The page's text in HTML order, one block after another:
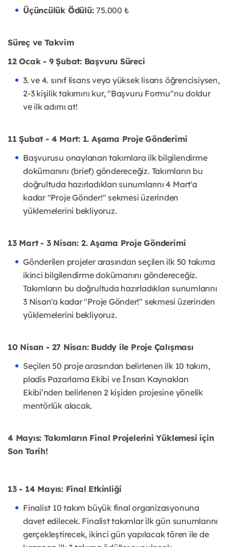
Üçüncülük Ödülü: 75.000 ₺
Süreç ve Takvim
12 Ocak - 9 Şubat: Başvuru Süreci
3. ve 4. sınıf lisans veya yüksek lisans öğrencisiysen,
2-3 kişilik takımını kur, "Başvuru Formu"nu doldur
ve ilk adımı at!
11 Şubat - 4 Mart: 1. Aşama Proje Gönderimi
Başvurusu onaylanan takımlara ilk bilgilendirme
dokümanını (brief) göndereceğiz. Takımların bu
doğrultuda hazırladıkları sunumlarını 4 Mart'a
kadar "Proje Gönder!" sekmesi üzerinden
yüklemelerini bekliyoruz.
13 Mart - 3 Nisan: 2. Aşama Proje Gönderimi
Gönderilen projeler arasından seçilen ilk 50 takıma
ikinci bilgilendirme dokümanını göndereceğiz.
Takımların bu doğrultuda hazırladıkları sunumlarını
3 Nisan'a kadar "Proje Gönder!" sekmesi üzerinden
yüklemelerini bekliyoruz.
10 Nisan - 27 Nisan: Buddy ile Proje Çalışması
Seçilen 50 proje arasından belirlenen ilk 10 takım,
pladis Pazarlama Ekibi ve İnsan Kaynakları
Ekibi’nden belirlenen 2 kişiden projesine yönelik
mentörlük alacak.
4 Mayıs: Takımların Final Projelerini Yüklemesi için
Son Tarih!
13 - 14 Mayıs: Final Etkinliği
Finalist 10 takım büyük final organizasyonuna
davet edilecek. Finalist takımlar ilk gün sunumlarını
gerçekleştirecek, ikinci gün yapılacak tören ile de